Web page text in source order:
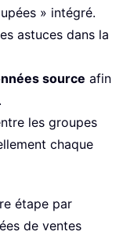
» intégré.
astuces dans la
source afin
les groupes
chaque
étape par
de ventes